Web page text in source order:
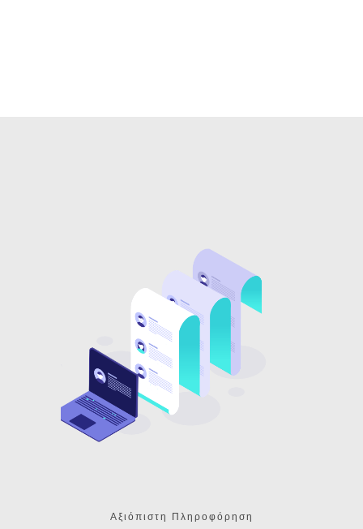
Αξιόπιστη Πληροφόρηση